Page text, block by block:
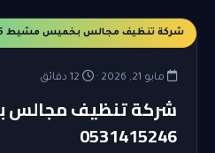
شركة تنظيف مجالس بخميس مشيط 0531415246
مايو 21, 2026 ·
شركة تنظيف
0531415246